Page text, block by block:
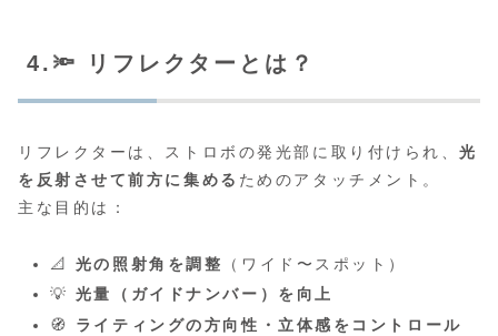
4.🔦 リフレクターとは？
リフレクターは、ストロボの発光部に取り付けられ、光
を反射させて前方に集める ためのアタッチメント。
主な目的は：
📐 光の照射角を調整
（ワイド〜スポット）
💡 光量（ガイドナンバー）を向上
🧭 ライティングの方向性・立体感をコントロール